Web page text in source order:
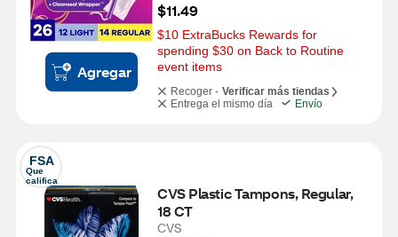
Agregar
$11.49
$10 ExtraBucks Rewards for
spending $30 on Back to Routine
event items
Recoger - Verificar más tiendas
Entrega el mismo día
Envío
FSA
Que
califica
CVS Plastic Tampons, Regular,
18 CT
CVS